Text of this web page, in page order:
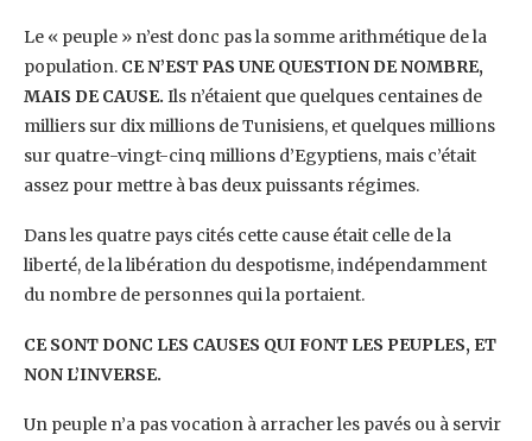
Le « peuple » n’est donc pas la somme arithmétique de la
population. CE N’EST PAS UNE QUESTION DE NOMBRE,
MAIS DE CAUSE. Ils n’étaient que quelques centaines de
milliers sur dix millions de Tunisiens, et quelques millions
sur quatre-vingt-cinq millions d’Egyptiens, mais c’était
assez pour mettre à bas deux puissants régimes.
Dans les quatre pays cités cette cause était celle de la
liberté, de la libération du despotisme, indépendamment
du nombre de personnes qui la portaient.
CE SONT DONC LES CAUSES QUI FONT LES PEUPLES, ET
NON L’INVERSE.
Un peuple n’a pas vocation à arracher les pavés ou à servir